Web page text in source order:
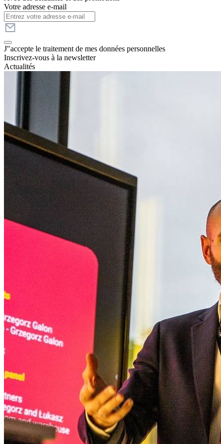
Votre adresse e-mail
J"accepte le traitement de mes données personnelles
Inscrivez-vous à la newsletter
Actualités